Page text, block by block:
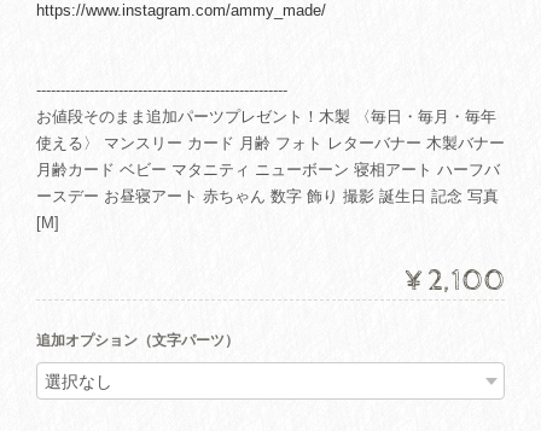
https://www.instagram.com/ammy_made/
----------------------------------------------------
お値段そのまま追加パーツプレゼント！木製 〈毎日・毎月・毎年
使える〉 マンスリー カード 月齢 フォト レターバナー 木製バナー
月齢カード ベビー マタニティ ニューボーン 寝相アート ハーフバ
ースデー お昼寝アート 赤ちゃん 数字 飾り 撮影 誕生日 記念 写真
[M]
¥2,100
追加オプション（文字パーツ）